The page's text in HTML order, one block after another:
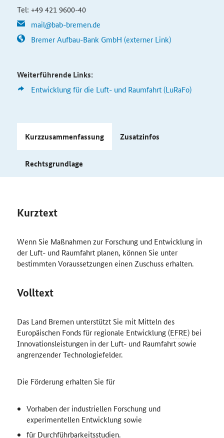
Tel: +49 421 9600-40
mail@bab-bremen.de
Bremer Aufbau-Bank GmbH (externer Link)
Weiterführende Links:
Entwicklung für die Luft- und Raumfahrt (LuRaFo)
Kurzzusammenfassung Zusatzinfos
Rechtsgrundlage
Kurztext
Wenn Sie Maßnahmen zur Forschung und Entwicklung in
der Luft- und Raumfahrt planen, können Sie unter
bestimmten Voraussetzungen einen Zuschuss erhalten.
Volltext
Das Land Bremen unterstützt Sie mit Mitteln des
Europäischen Fonds für regionale Entwicklung (EFRE) bei
Innovationsleistungen in der Luft- und Raumfahrt sowie
angrenzender Technologiefelder.
Die Förderung erhalten Sie für
Vorhaben der industriellen Forschung und
experimentellen Entwicklung sowie
für Durchführbarkeitsstudien.